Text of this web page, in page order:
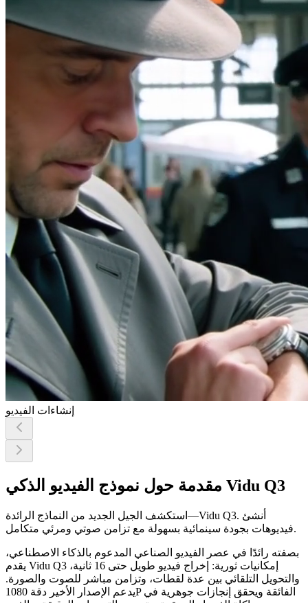
إنشاءات الفيديو
مقدمة حول نموذج الفيديو الذكي Vidu Q3
استكشف الجيل الجديد من النماذج الرائدة—Vidu Q3. أنشئ
فيديوهات بجودة سينمائية بسهولة مع تزامن صوتي ومرئي متكامل.
بصفته رائدًا في عصر الفيديو الصناعي المدعوم بالذكاء الاصطناعي،
يقدم Vidu Q3 إمكانيات ثورية: إخراج فيديو طويل حتى 16 ثانية،
والتحويل التلقائي بين عدة لقطات، وتزامن مباشر للصوت والصورة.
يدعم الإصدار الأخير دقة 1080P الفائقة ويحقق إنجازات جوهرية في